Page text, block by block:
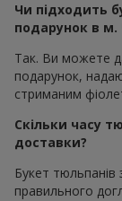
Чи підходить
подарунок в м.
Так. Ви можете
подарунок,
стриманим
Скільки часу
доставки?
Букет тюльпанів
правильного